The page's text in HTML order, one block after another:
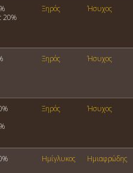
20%
Ξηρός Ήσυχος
Ξηρός Ήσυχος
Ξηρός Ήσυχος
Ημίγλυκος Ημιαφρώδης